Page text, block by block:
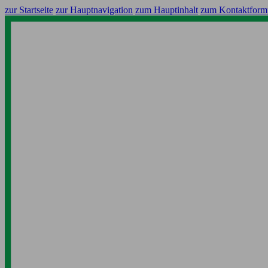
zur Startseite zur Hauptnavigation zum Hauptinhalt zum